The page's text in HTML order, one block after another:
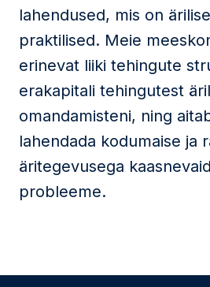
lahendused, mis on
praktilised. Meie
erinevat liiki tehingute
erakapitali tehingutest
omandamisteni, ning
lahendada kodumaise ja
äritegevusega
probleeme.